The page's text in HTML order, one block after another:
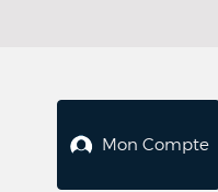
Mon Compte